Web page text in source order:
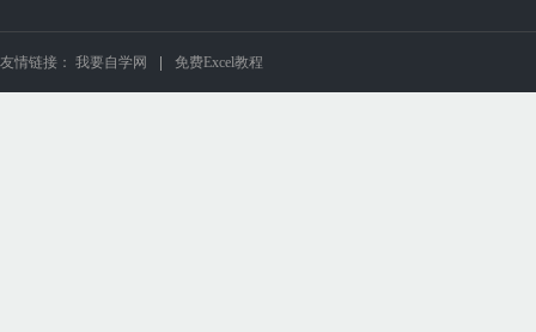
友情链接： 我要自学网 免费Excel教程